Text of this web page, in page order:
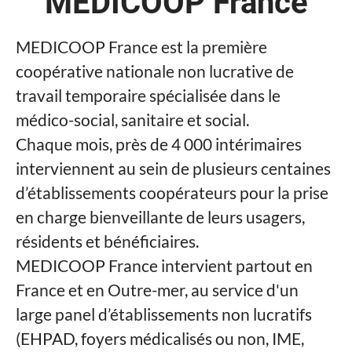
MEDICOOP France est la première
coopérative nationale non lucrative de
travail temporaire spécialisée dans le
médico-social, sanitaire et social.
Chaque mois, près de 4 000 intérimaires
interviennent au sein de plusieurs centaines
d’établissements coopérateurs pour la prise
en charge bienveillante de leurs usagers,
résidents et bénéficiaires.
MEDICOOP France intervient partout en
France et en Outre-mer, au service d'un
large panel d’établissements non lucratifs
(EHPAD, foyers médicalisés ou non, IME,